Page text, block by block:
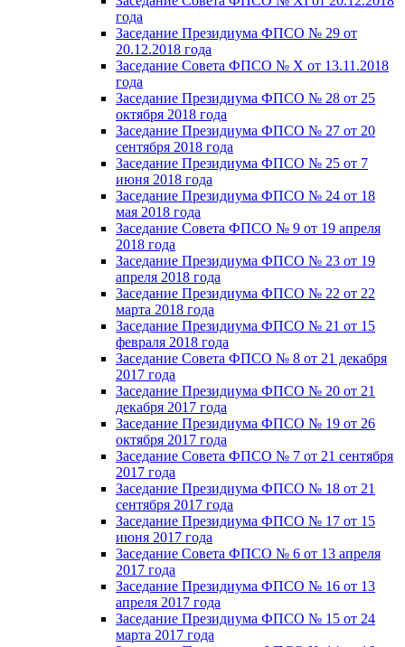
года
Заседание Президиума ФПСО № 29 от
20.12.2018 года
Заседание Совета ФПСО № X от 13.11.2018
года
Заседание Президиума ФПСО № 28 от 25
октября 2018 года
Заседание Президиума ФПСО № 27 от 20
сентября 2018 года
Заседание Президиума ФПСО № 25 от 7
июня 2018 года
Заседание Президиума ФПСО № 24 от 18
мая 2018 года
Заседание Совета ФПСО № 9 от 19 апреля
2018 года
Заседание Президиума ФПСО № 23 от 19
апреля 2018 года
Заседание Президиума ФПСО № 22 от 22
марта 2018 года
Заседание Президиума ФПСО № 21 от 15
февраля 2018 года
Заседание Совета ФПСО № 8 от 21 декабря
2017 года
Заседание Президиума ФПСО № 20 от 21
декабря 2017 года
Заседание Президиума ФПСО № 19 от 26
октября 2017 года
Заседание Совета ФПСО № 7 от 21 сентября
2017 года
Заседание Президиума ФПСО № 18 от 21
сентября 2017 года
Заседание Президиума ФПСО № 17 от 15
июня 2017 года
Заседание Совета ФПСО № 6 от 13 апреля
2017 года
Заседание Президиума ФПСО № 16 от 13
апреля 2017 года
Заседание Президиума ФПСО № 15 от 24
марта 2017 года